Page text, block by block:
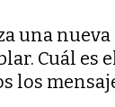
una
Cuál es
los